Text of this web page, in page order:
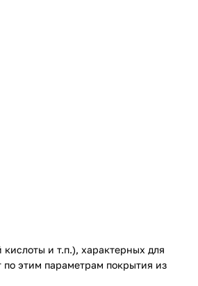
и т.п.), характерных для
этим параметрам покрытия из